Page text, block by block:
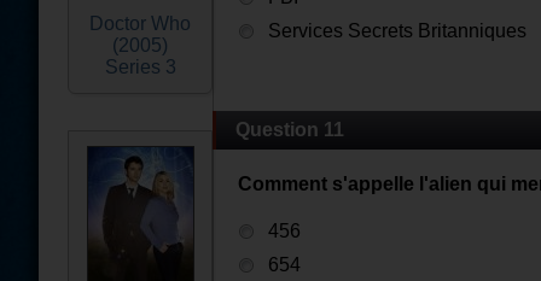
Doctor Who
(2005)
Series 3
Services Secrets Britanniques
Question 11
Comment s'appelle l'alien qui
456
654